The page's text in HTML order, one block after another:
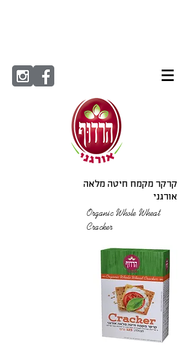
קרקר מקמח חיטה מלאה
אורגני
Organic Whole Wheat
Cracker